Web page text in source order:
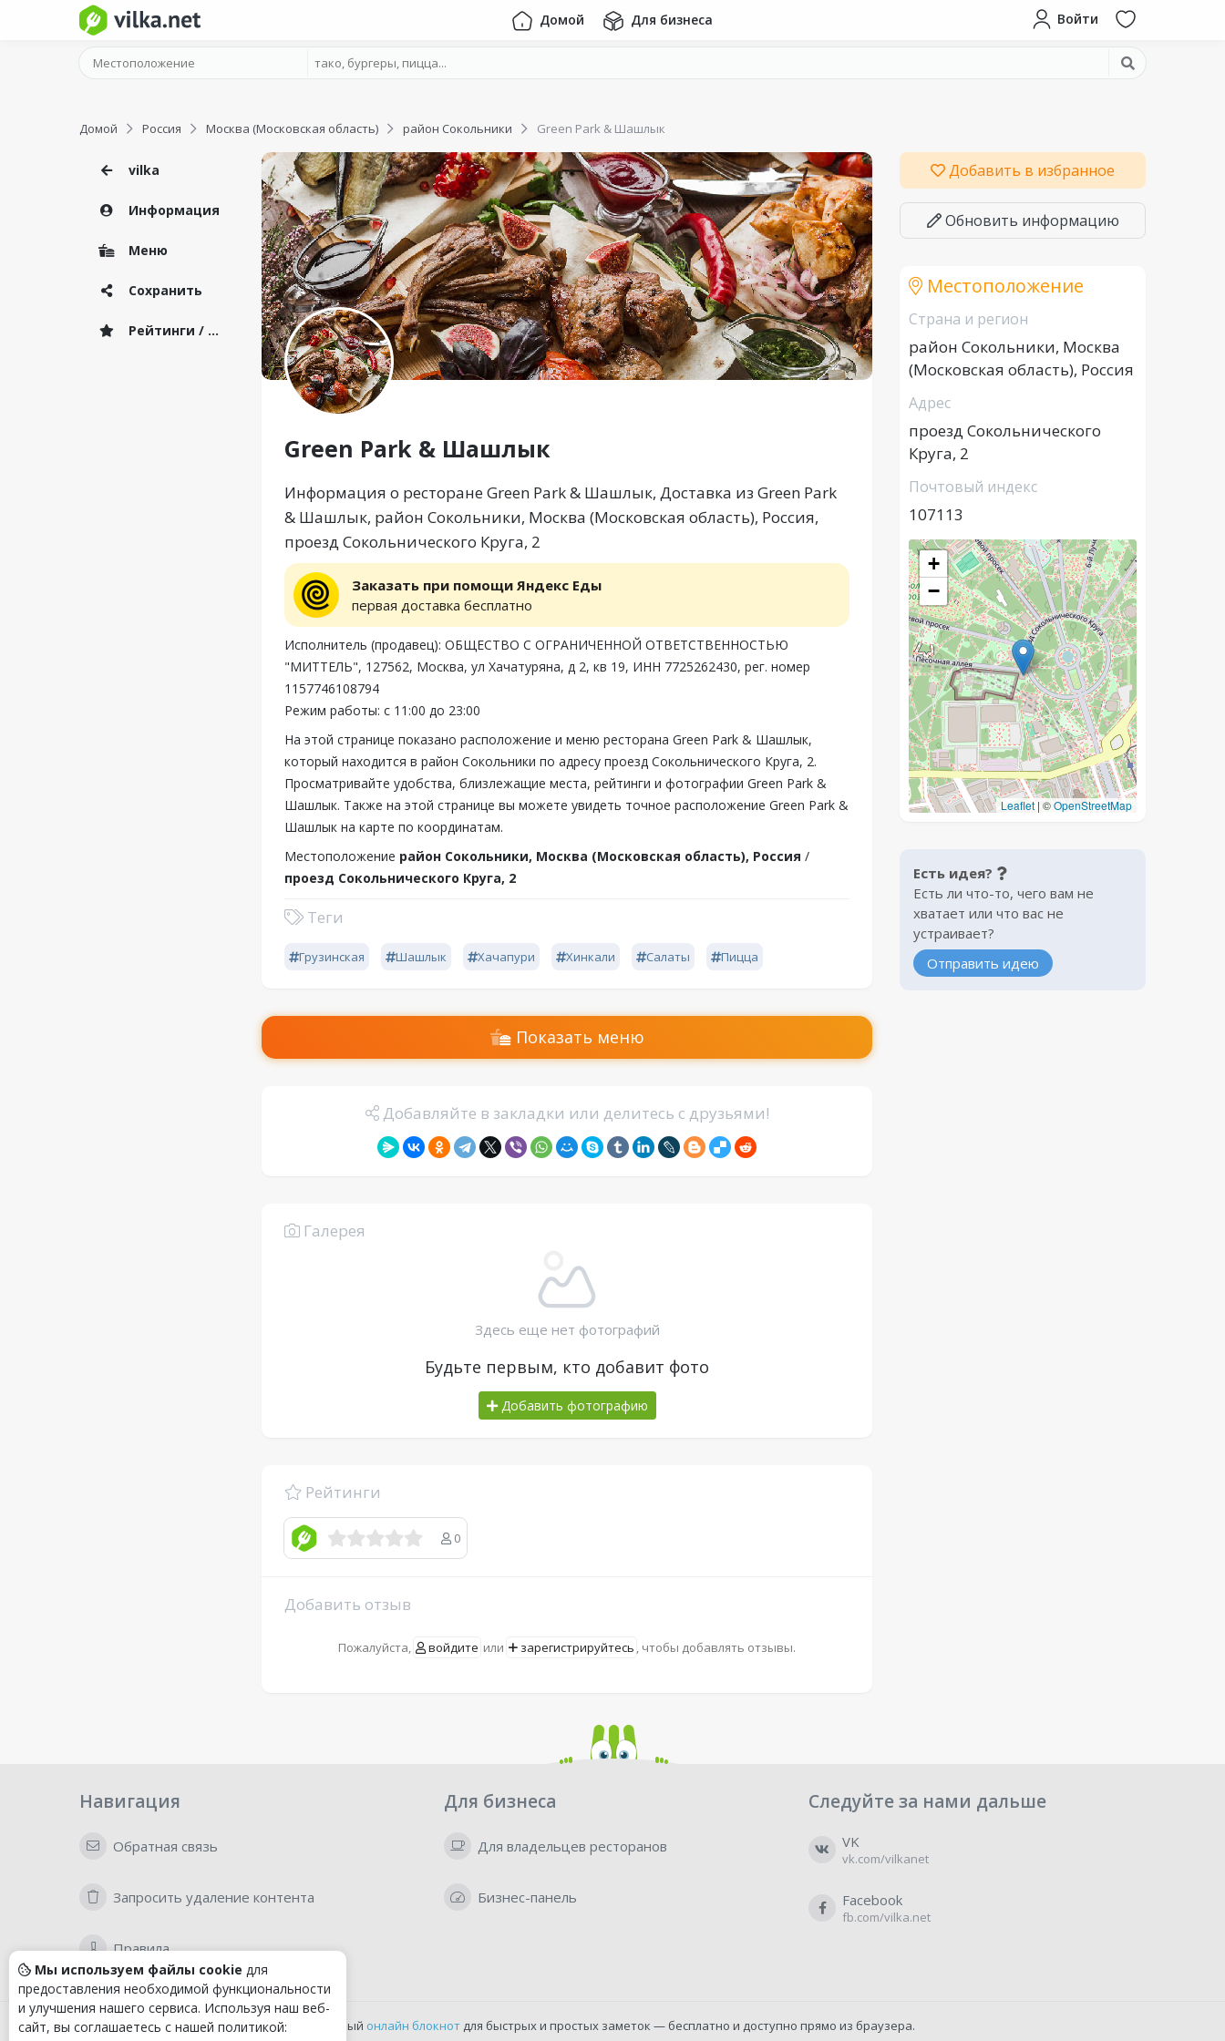
Домой Для бизнеса Войти
Домой Россия Москва (Московская область) район Сокольники Green Park & Шашлык
vilka
Информация
Меню
Сохранить
Рейтинги / Отзывы
Green Park & Шашлык
Информация о ресторане Green Park & Шашлык, Доставка из Green Park
& Шашлык, район Сокольники, Москва (Московская область), Россия,
проезд Сокольнического Круга, 2
Заказать при помощи Яндекс Еды
первая доставка бесплатно
Исполнитель (продавец): ОБЩЕСТВО С ОГРАНИЧЕННОЙ ОТВЕТСТВЕННОСТЬЮ
"МИТТЕЛЬ", 127562, Москва, ул Хачатуряна, д 2, кв 19, ИНН 7725262430, рег. номер
1157746108794
Режим работы: с 11:00 до 23:00
На этой странице показано расположение и меню ресторана Green Park & Шашлык,
который находится в район Сокольники по адресу проезд Сокольнического Круга, 2.
Просматривайте удобства, близлежащие места, рейтинги и фотографии Green Park &
Шашлык. Также на этой странице вы можете увидеть точное расположение Green Park &
Шашлык на карте по координатам.
Местоположение район Сокольники, Москва (Московская область), Россия /
проезд Сокольнического Круга, 2
Теги
Грузинская Шашлык Хачапури Хинкали Салаты Пицца
Показать меню
Добавляйте в закладки или делитесь с друзьями!
Галерея
Здесь еще нет фотографий
Будьте первым, кто добавит фото
Добавить фотографию
Рейтинги
0
Добавить отзыв
Пожалуйста, войдите или зарегистрируйтесь , чтобы добавлять отзывы.
Добавить в избранное
Обновить информацию
Местоположение
Страна и регион
район Сокольники, Москва
(Московская область), Россия
Адрес
проезд Сокольнического
Круга, 2
Почтовый индекс
107113
+
−
Leaflet | ©OpenStreetMap
Есть идея?
Есть ли что-то, чего вам не
хватает или что вас не
устраивает?
Отправить идею
Навигация
Обратная связь
Запросить удаление контента
Правила
Для бизнеса
Для владельцев ресторанов
Бизнес-панель
Следуйте за нами дальше
VK
vk.com/vilkanet
Facebook
fb.com/vilka.net
Удобный онлайн блокнотдля быстрых и простых заметок — бесплатно и доступно прямо из браузера.
Мы используем файлы cookie для
предоставления необходимой функциональности
и улучшения нашего сервиса. Используя наш веб-
сайт, вы соглашаетесь с нашей политикой: